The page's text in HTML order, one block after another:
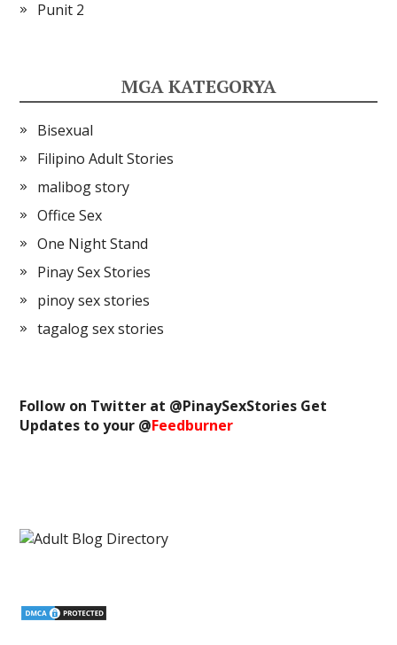
Punit 2
MGA KATEGORYA
Bisexual
Filipino Adult Stories
malibog story
Office Sex
One Night Stand
Pinay Sex Stories
pinoy sex stories
tagalog sex stories
Follow on Twitter at @PinaySexStories Get
Updates to your @Feedburner